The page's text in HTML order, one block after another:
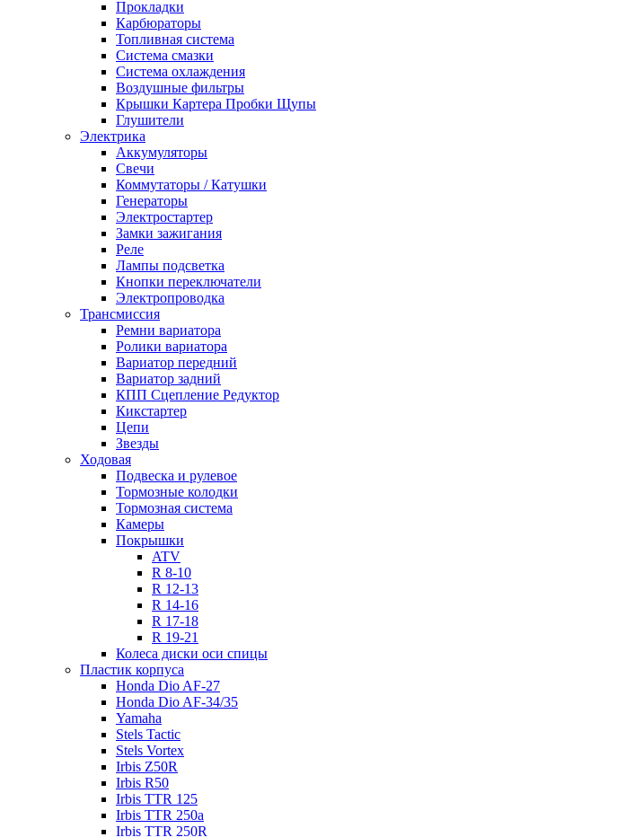
Прокладки
Карбюраторы
Топливная система
Система смазки
Система охлаждения
Воздушные фильтры
Крышки Картера Пробки Щупы
Глушители
Электрика
Аккумуляторы
Свечи
Коммутаторы / Катушки
Генераторы
Электростартер
Замки зажигания
Реле
Лампы подсветка
Кнопки переключатели
Электропроводка
Трансмиссия
Ремни вариатора
Ролики вариатора
Вариатор передний
Вариатор задний
КПП Сцепление Редуктор
Кикстартер
Цепи
Звезды
Ходовая
Подвеска и рулевое
Тормозные колодки
Тормозная система
Камеры
Покрышки
ATV
R 8-10
R 12-13
R 14-16
R 17-18
R 19-21
Колеса диски оси спицы
Пластик корпуса
Honda Dio AF-27
Honda Dio AF-34/35
Yamaha
Stels Tactic
Stels Vortex
Irbis Z50R
Irbis R50
Irbis TTR 125
Irbis TTR 250a
Irbis TTR 250R